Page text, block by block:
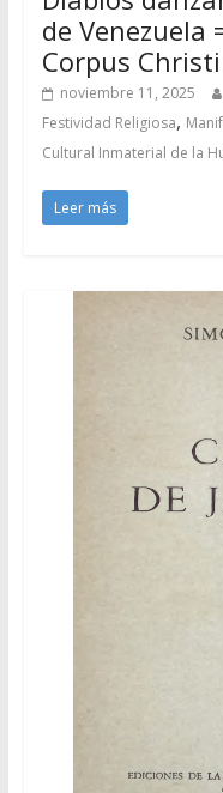
de Venezuela
Corpus
noviembre 11, 2025
Festividad Religiosa,
Cultural Inmaterial de la
Leer más